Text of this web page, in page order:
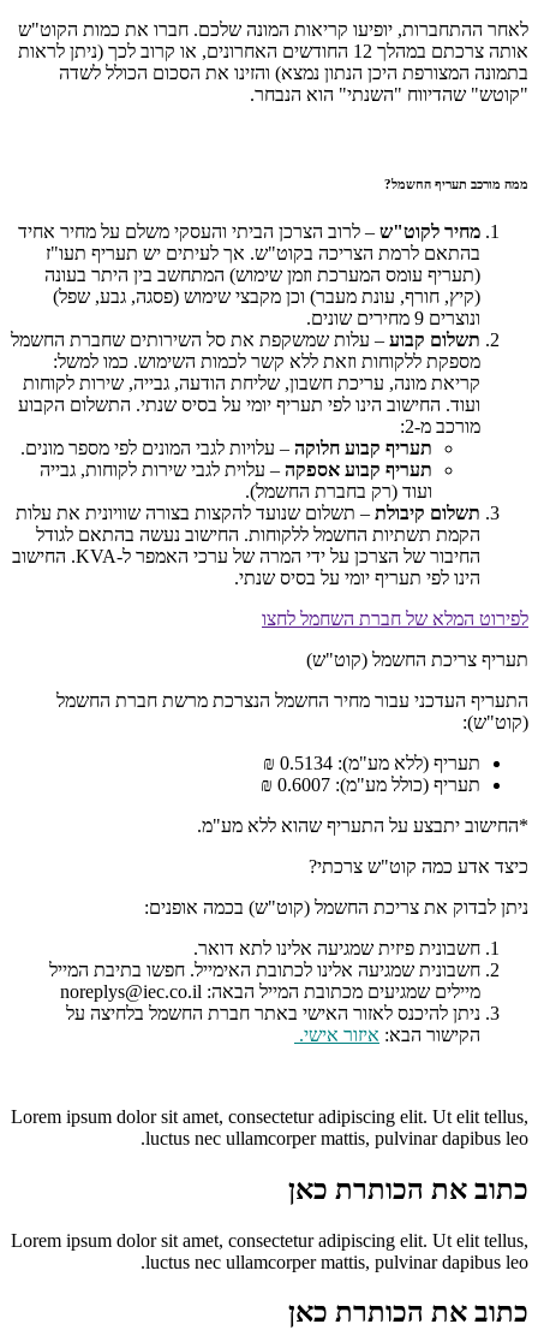
לאחר ההתחברות, יופיעו קריאות המונה שלכם. חברו את כמות הקוט"ש
אותה צרכתם במהלך 12 החודשים האחרונים, או קרוב לכך (ניתן לראות
בתמונה המצורפת היכן הנתון נמצא) והזינו את הסכום הכולל לשדה
"קוטש" שהדיווח "השנתי" הוא הנבחר.
ממה מורכב תעריף החשמל?
מחיר לקוט"ש – לרוב הצרכן הביתי והעסקי משלם על מחיר אחיד
בהתאם לרמת הצריכה בקוט"ש. אך לעיתים יש תעריף תעו"ז
(תעריף עומס המערכת וזמן שימוש) המתחשב בין היתר בעונה
(קיץ, חורף, עונת מעבר) וכן מקבצי שימוש (פסגה, גבע, שפל)
ונוצרים 9 מחירים שונים.
תשלום קבוע – עלות שמשקפת את סל השירותים שחברת החשמל
מספקת ללקוחות וזאת ללא קשר לכמות השימוש. כמו למשל:
קריאת מונה, עריכת חשבון, שליחת הודעה, גבייה, שירות לקוחות
ועוד. החישוב הינו לפי תעריף יומי על בסיס שנתי. התשלום הקבוע
מורכב מ-2:
תעריף קבוע חלוקה – עלויות לגבי המונים לפי מספר מונים.
תעריף קבוע אספקה – עלוית לגבי שירות לקוחות, גבייה
ועוד (רק בחברת החשמל).
תשלום קיבולת – תשלום שנועד להקצות בצורה שוויונית את עלות
הקמת תשתיות החשמל ללקוחות. החישוב נעשה בהתאם לגודל
החיבור של הצרכן על ידי המרה של ערכי האמפר ל-KVA. החישוב
הינו לפי תעריף יומי על בסיס שנתי.
לפירוט המלא של חברת השחמל לחצו
תעריף צריכת החשמל (קוט"ש)
התעריף העדכני עבור מחיר החשמל הנצרכת מרשת חברת החשמל
(קוט"ש):
תעריף (ללא מע"מ): 0.5134 ₪
תעריף (כולל מע"מ): 0.6007 ₪
*החישוב יתבצע על התעריף שהוא ללא מע"מ.
כיצד אדע כמה קוט"ש צרכתי?
ניתן לבדוק את צריכת החשמל (קוט"ש) בכמה אופנים:
חשבונית פיזית שמגיעה אלינו לתא דואר.
חשבונית שמגיעה אלינו לכתובת האימייל. חפשו בתיבת המייל
מיילים שמגיעים מכתובת המייל הבאה: noreplys@iec.co.il
ניתן להיכנס לאזור האישי באתר חברת החשמל בלחיצה על
הקישור הבא: איזור אישי.
Lorem ipsum dolor sit amet, consectetur adipiscing elit. Ut elit tellus,
luctus nec ullamcorper mattis, pulvinar dapibus leo.
כתוב את הכותרת כאן
Lorem ipsum dolor sit amet, consectetur adipiscing elit. Ut elit tellus,
luctus nec ullamcorper mattis, pulvinar dapibus leo.
כתוב את הכותרת כאן